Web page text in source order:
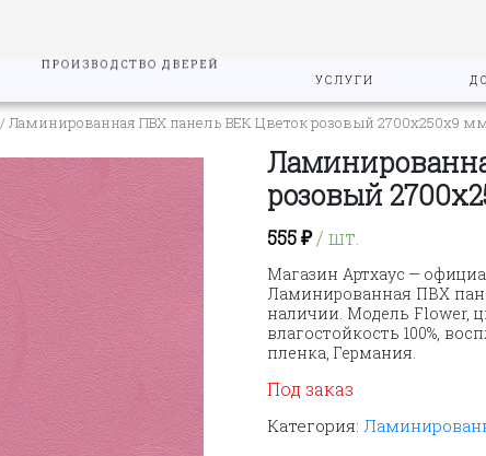
ПРОИЗВОДСТВО ДВЕРЕЙ
УСЛУГИ
/ Ламинированная ПВХ панель ВЕК Цветок розовый 2700х250х9
розовый
555₽/ шт.
Магазин Артхаус —
Ламинированная ПВХ
наличии. Модель Flower,
влагостойкость 100%,
пленка, Германия.
Под заказ
Категория: